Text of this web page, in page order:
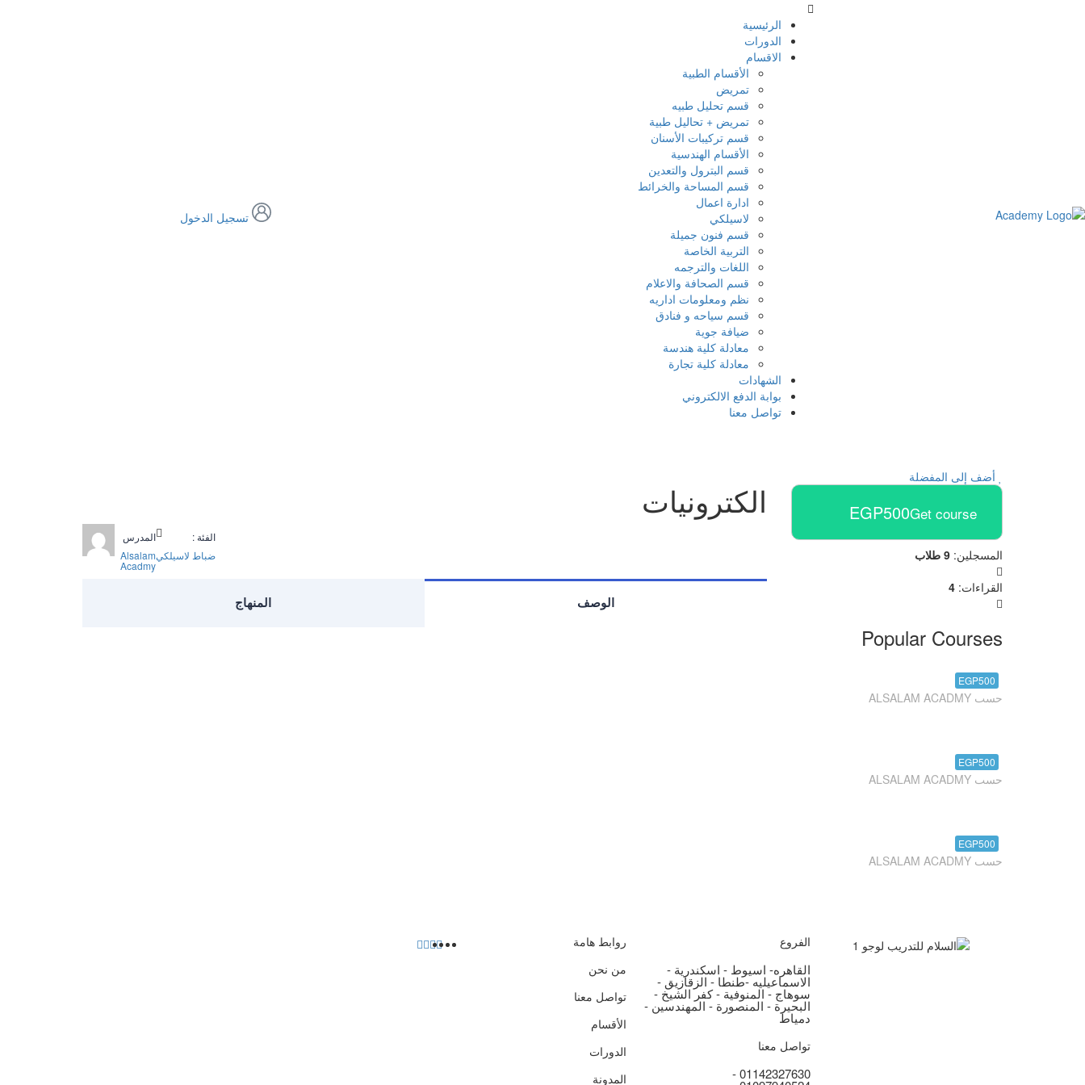
الرئيسية
الدورات
الاقسام
الأقسام الطبية
تمريض
قسم تحليل طبيه
تمريض + تحاليل طبية
قسم تركيبات الأسنان
الأقسام الهندسية
قسم البترول والتعدين
قسم المساحة والخرائط
ادارة اعمال
لاسيلكي
قسم فنون جميلة
التربية الخاصة
اللغات والترجمه
قسم الصحافة والاعلام
نظم ومعلومات اداريه
قسم سياحه و فنادق
ضيافة جوية
معادلة كلية هندسة
معادلة كلية تجارة
الشهادات
بوابة الدفع الالكتروني
تواصل معنا
تسجيل الدخول
الكترونيات
المدرس
Alsalam
Acadmy
الفئة :
ضباط لاسيلكي
الوصف المنهاج
أضف إلى المفضلة
Get course
EGP500
المسجلين: 9 طلاب
القراءات:
4
Popular Courses
EGP500
حسب ALSALAM ACADMY
EGP500
حسب ALSALAM ACADMY
EGP500
حسب ALSALAM ACADMY
الفروع
القاهره- اسيوط - اسكندرية -
الاسماعيليه -طنطا - الزقازيق -
سوهاج - المنوفية - كفر الشيخ -
البحيرة - المنصورة - المهندسين -
دمياط
تواصل معنا
01142327630 -
روابط هامة
من نحن
تواصل معنا
الأقسام
الدورات
المدونة